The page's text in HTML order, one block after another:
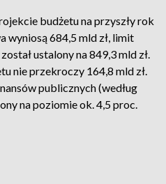
budżetu na przyszły rok
wyniosą 684,5 mld zł, limit
ustalony na 849,3 mld zł.
nie przekroczy 164,8 mld zł.
publicznych (według
na poziomie ok. 4,5 proc.